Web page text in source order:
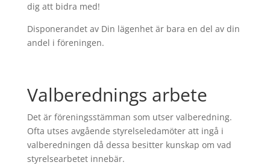
dig att bidra med!
Disponerandet av Din lägenhet är bara en del av din
andel i föreningen.
Valberednings arbete
Det är föreningsstämman som utser valberedning.
Ofta utses avgående styrelseledamöter att ingå i
valberedningen då dessa besitter kunskap om vad
styrelsearbetet innebär.